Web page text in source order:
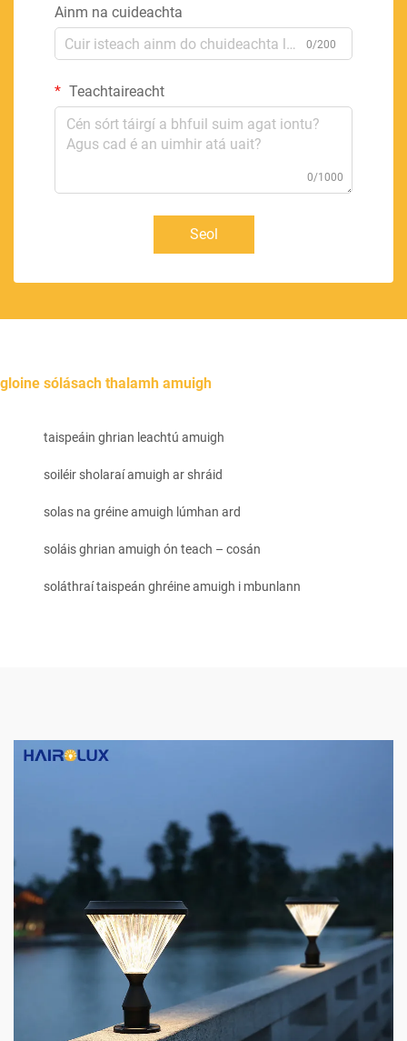
Ainm na cuideachta
0/200
Teachtaireacht
0/1000
Seol
gloine sólásach thalamh amuigh
taispeáin ghrian leachtú amuigh
soiléir sholaraí amuigh ar shráid
solas na gréine amuigh lúmhan ard
soláis ghrian amuigh ón teach – cosán
soláthraí taispeán ghréine amuigh i mbunlann